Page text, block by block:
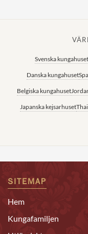
Svenska kungahuset
Danska kungahuset
Belgiska kungahuset
Japanska kejsarhuset
SITEMAP
Hem
Kungafamiljen